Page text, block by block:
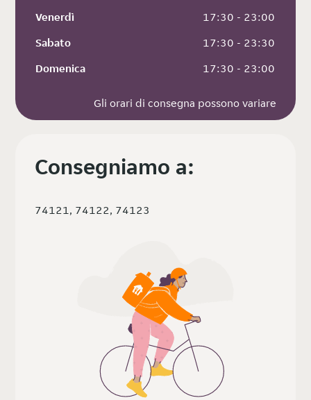
Venerdì
17:30 - 23:00
Sabato
17:30 - 23:30
Domenica
17:30 - 23:00
Gli orari di consegna possono variare
Consegniamo a:
74121, 74122, 74123